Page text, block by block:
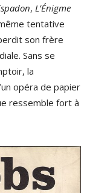
, L’Énigme
tentative
son frère
Sans se
la
opéra de papier
ressemble fort à